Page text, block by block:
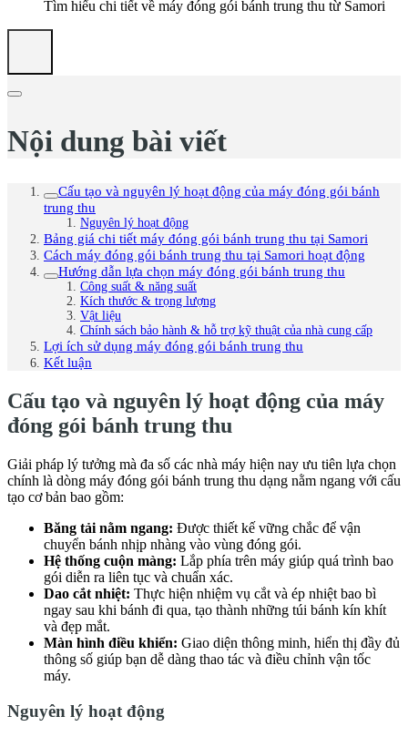
Tìm hiểu chi tiết về máy đóng gói bánh trung thu từ Samori
Nội dung bài viết
Cấu tạo và nguyên lý hoạt động của máy đóng gói bánh
trung thu
Nguyên lý hoạt động
Bảng giá chi tiết máy đóng gói bánh trung thu tại Samori
Cách máy đóng gói bánh trung thu tại Samori hoạt động
Hướng dẫn lựa chọn máy đóng gói bánh trung thu
Công suất & năng suất
Kích thước & trọng lượng
Vật liệu
Chính sách bảo hành & hỗ trợ kỹ thuật của nhà cung cấp
Lợi ích sử dụng máy đóng gói bánh trung thu
Kết luận
Cấu tạo và nguyên lý hoạt động của máy
đóng gói bánh trung thu
Giải pháp lý tưởng mà đa số các nhà máy hiện nay ưu tiên lựa chọn
chính là dòng máy đóng gói bánh trung thu dạng nằm ngang với cấu
tạo cơ bản bao gồm:
Băng tải nằm ngang: Được thiết kế vững chắc để vận
chuyển bánh nhịp nhàng vào vùng đóng gói.
Hệ thống cuộn màng: Lắp phía trên máy giúp quá trình bao
gói diễn ra liên tục và chuẩn xác.
Dao cắt nhiệt: Thực hiện nhiệm vụ cắt và ép nhiệt bao bì
ngay sau khi bánh đi qua, tạo thành những túi bánh kín khít
và đẹp mắt.
Màn hình điều khiển: Giao diện thông minh, hiển thị đầy đủ
thông số giúp bạn dễ dàng thao tác và điều chỉnh vận tốc
máy.
Nguyên lý hoạt động